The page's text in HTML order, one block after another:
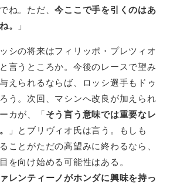
ね。ただ、今ここで手を引くのはあ
。
」
シの将来はフィリッポ・プレツィオ
言うところか。今後のレースで望み
えられるならば、ロッシ選手もドゥ
う。次回、マシンへ改良が加えられ
カが、「そう言う意味では重要なレ
」とブリヴィオ氏は言う。もしも
ことがただの高望みに終わるなら、
を向け始める可能性はある。
レンティーノがホンダに興味を持っ